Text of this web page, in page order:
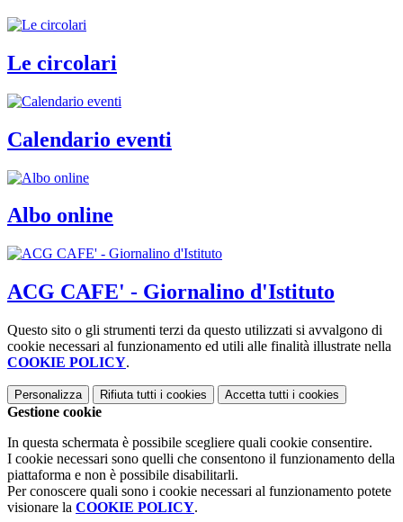
Le circolari
Calendario eventi
Albo online
ACG CAFE' - Giornalino d'Istituto
Questo sito o gli strumenti terzi da questo utilizzati si avvalgono di
cookie necessari al funzionamento ed utili alle finalità illustrate nella
COOKIE POLICY.
Personalizza Rifiuta tutti i cookies Accetta tutti i cookies
Gestione cookie
In questa schermata è possibile scegliere quali cookie consentire.
I cookie necessari sono quelli che consentono il funzionamento della
piattaforma e non è possibile disabilitarli.
Per conoscere quali sono i cookie necessari al funzionamento potete
visionare la COOKIE POLICY.